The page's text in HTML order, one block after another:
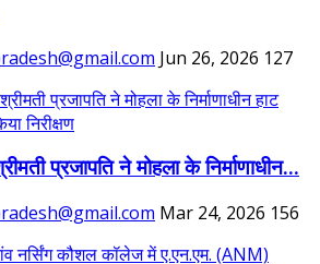
Jun 26, 2026 127
प्रजापति ने मोहला के निर्माणाधीन...
Mar 24, 2026 156